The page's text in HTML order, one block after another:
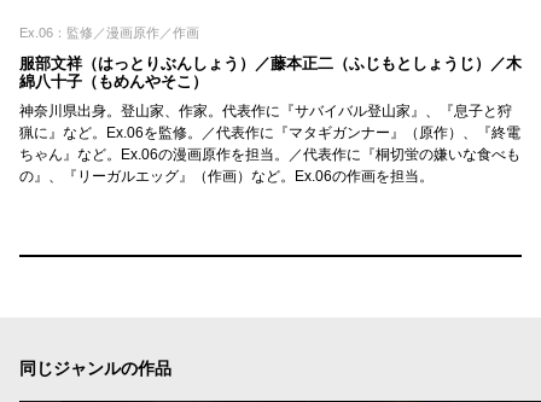
Ex.06：監修／漫画原作／作画
服部文祥（はっとりぶんしょう）／藤本正二（ふじもとしょうじ）／木
綿八十子（もめんやそこ）
神奈川県出身。登山家、作家。代表作に『サバイバル登山家』、『息子と狩
猟に』など。Ex.06を監修。／代表作に『マタギガンナー』（原作）、『終電
ちゃん』など。Ex.06の漫画原作を担当。／代表作に『桐切蛍の嫌いな食べも
の』、『リーガルエッグ』（作画）など。Ex.06の作画を担当。
同じジャンルの作品